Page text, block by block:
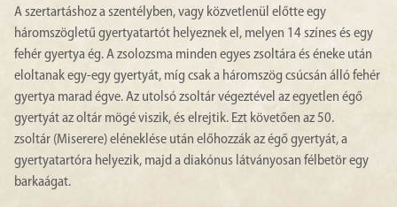
A szertartáshoz a szentélyben, vagy közvetlenül előtte egy
háromszögletű gyertyatartót helyeznek el, melyen 14 színes és egy
fehér gyertya ég. A zsolozsma minden egyes zsoltára és éneke után
eloltanak egy-egy gyertyát, míg csak a háromszög csúcsán álló fehér
gyertya marad égve. Az utolsó zsoltár végeztével az egyetlen égő
gyertyát az oltár mögé viszik, és elrejtik. Ezt követően az 50.
zsoltár (Miserere) eléneklése után előhozzák az égő gyertyát, a
gyertyatartóra helyezik, majd a diakónus látványosan félbetör egy
barkaágat.